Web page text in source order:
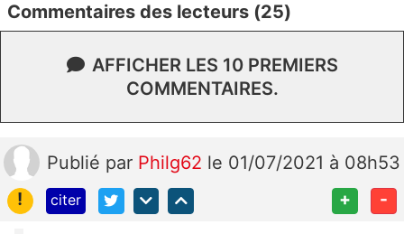
Commentaires des lecteurs (25)
AFFICHER LES 10 PREMIERS
COMMENTAIRES.
Publié par Philg62 le 01/07/2021 à 08h53
!
citer + -